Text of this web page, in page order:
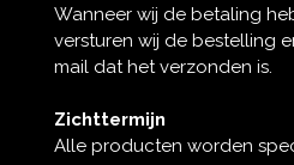
Wanneer wij de betaling
versturen wij de bestelling
mail dat het verzonden is.
Zichttermijn
Alle producten worden